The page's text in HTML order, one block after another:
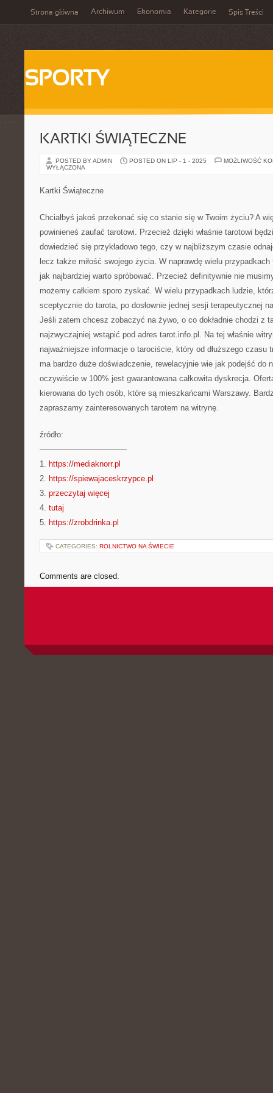
Strona główna Archiwum Ekonomia Kategorie Spis Treści
SPORTY
KARTKI ŚWIĄTECZNE
POSTED BY ADMIN POSTED ON LIP - 1 - 2025
MOŻLIWOŚĆ
WYŁĄCZONA
Kartki Świąteczne
Chciałbyś jakoś przekonać się co stanie się w Twoim życiu? A
powinieneś zaufać tarotowi. Przecież dzięki właśnie tarotowi
dowiedzieć się przykładowo tego, czy w najbliższym czasie
lecz także miłość swojego życia. W naprawdę wielu
jak najbardziej warto spróbować. Przecież definitywnie nie
możemy całkiem sporo zyskać. W wielu przypadkach ludzie,
sceptycznie do tarota, po dosłownie jednej sesji terapeutycznej
Jeśli zatem chcesz zobaczyć na żywo, o co dokładnie chodzi z
najzwyczajniej wstąpić pod adres tarot.info.pl. Na tej właśnie
najważniejsze informacje o tarociście, który od dłuższego czasu
ma bardzo duże doświadczenie, rewelacyjnie wie jak podejść do
oczywiście w 100% jest gwarantowana całkowita dyskrecja.
kierowana do tych osób, które są mieszkańcami Warszawy.
zapraszamy zainteresowanych tarotem na witrynę.
źródło:
———————————
1. https://mediaknorr.pl
2. https://spiewajaceskrzypce.pl
3. przeczytaj więcej
4. tutaj
5. https://zrobdrinka.pl
CATEGORIES: ROLNICTWO NA ŚWIECIE
Comments are closed.